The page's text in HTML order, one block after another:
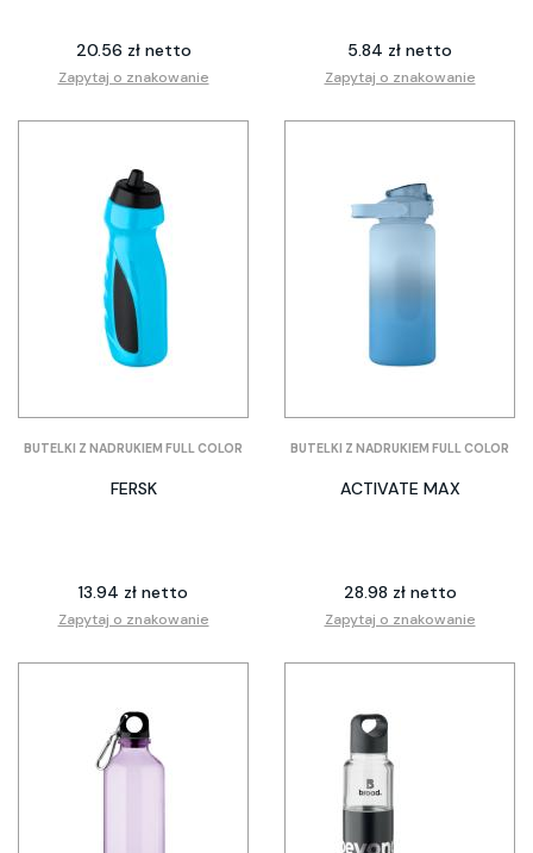
20.56 zł netto
Zapytaj o znakowanie
5.84 zł netto
Zapytaj o znakowanie
BUTELKI Z NADRUKIEM FULL COLOR
FERSK
13.94 zł netto
Zapytaj o znakowanie
BUTELKI Z NADRUKIEM FULL COLOR
ACTIVATE MAX
28.98 zł netto
Zapytaj o znakowanie